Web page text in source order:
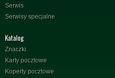
Serwis
Serwisy specjalne
Katalog
Znaczki
Karty pocztowe
Koperty pocztowe